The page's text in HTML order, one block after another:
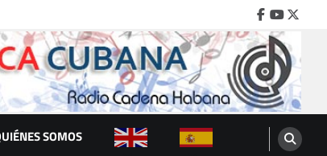
Facebook
Youtube
SOMOS